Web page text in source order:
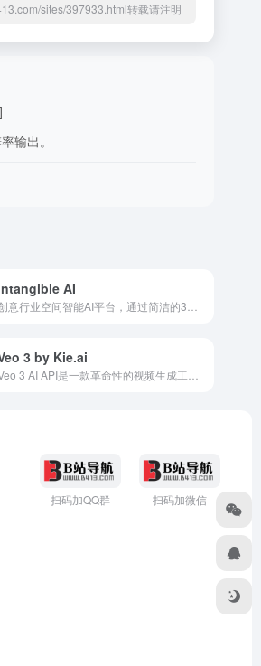
sites/397933.html转载请注明
输出。
AI
3 by Kie.ai
扫码加QQ群 扫码加微信